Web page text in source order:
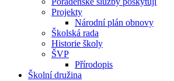
Projekty
Národní plán obnovy
Školská rada
Historie školy
ŠVP
Přírodopis
Školní družina